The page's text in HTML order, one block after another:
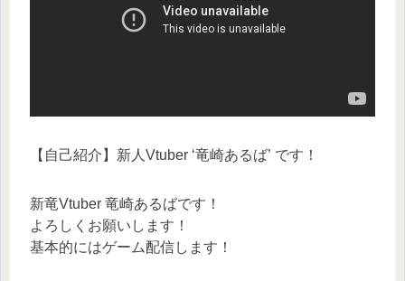
【自己紹介】新人Vtuber ‘竜崎あるば’ です！
新竜Vtuber 竜崎あるばです！
よろしくお願いします！
基本的にはゲーム配信します！